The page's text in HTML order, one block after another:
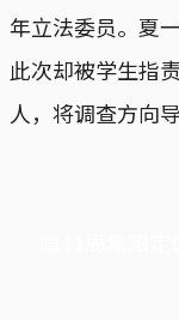
年立法委员。夏
此次却被学生指
人，将调查方向